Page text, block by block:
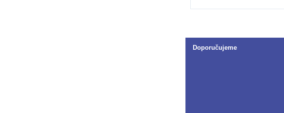
Doporučujeme